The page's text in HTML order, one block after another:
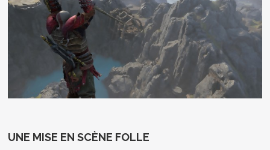
UNE MISE EN SCÈNE FOLLE